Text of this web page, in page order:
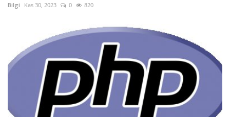
Bilgi Kas 30, 2023 0 820